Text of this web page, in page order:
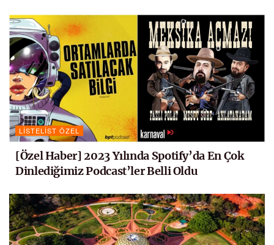
LISTELIST ÖZEL
[Özel Haber] 2023 Yılında Spotify’da En Çok
Dinlediğimiz Podcast’ler Belli Oldu